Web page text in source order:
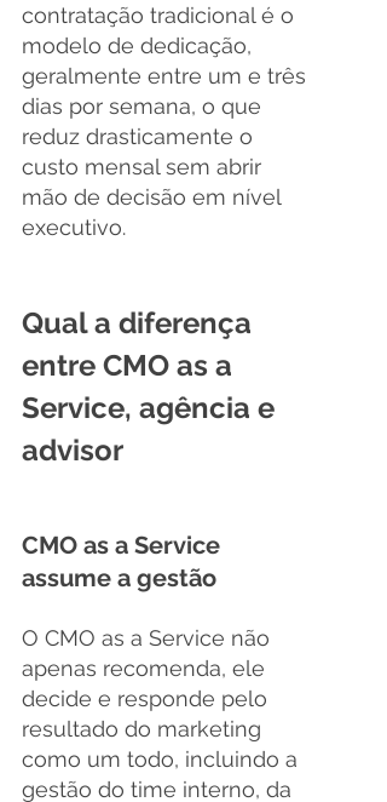
contratação tradicional é o
modelo de dedicação,
geralmente entre um e três
dias por semana, o que
reduz drasticamente o
custo mensal sem abrir
mão de decisão em nível
executivo.
Qual a diferença
entre CMO as a
Service, agência e
advisor
CMO as a Service
assume a gestão
O CMO as a Service não
apenas recomenda, ele
decide e responde pelo
resultado do marketing
como um todo, incluindo a
gestão do time interno, da